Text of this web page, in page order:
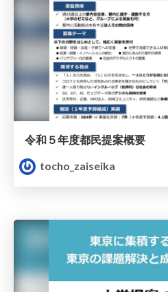
令和５年度都民提案概要
tocho_zaiseika